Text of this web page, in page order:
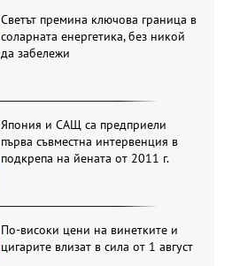
Светът премина ключова граница в
соларната енергетика, без никой
да забележи
Япония и САЩ са предприели
първа съвместна интервенция в
подкрепа на йената от 2011 г.
По-високи цени на винетките и
цигарите влизат в сила от 1 август